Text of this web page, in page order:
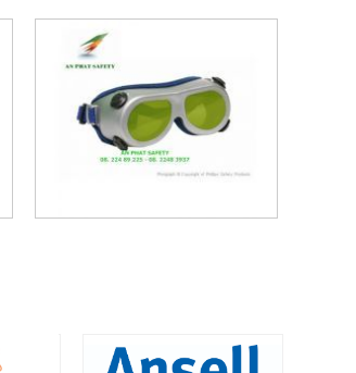
bao ho lao dong - Khóa tập huấn
Truyền thông viên nguồn về AT-VSLĐ
quần áo bảo hộ - Hội nghị Mạng
thông tin quốc gia về ATVSLĐ lần